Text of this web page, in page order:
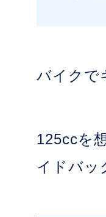
バイクで
125ccを
イドバッ